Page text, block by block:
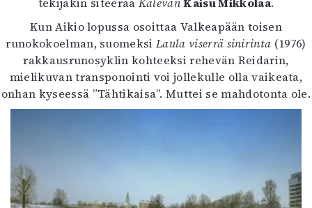
Kun Aikio lopussa osoittaa Valkeapään toisen
runokokoelman, suomeksiLaula viserrä sinirinta (1976)
rakkausrunosyklin kohteeksi rehevän Reidarin,
mielikuvan transponointi voi jollekulle olla vaikeata,
onhan kyseessä ”Tähtikaisa”. Muttei se mahdotonta ole.